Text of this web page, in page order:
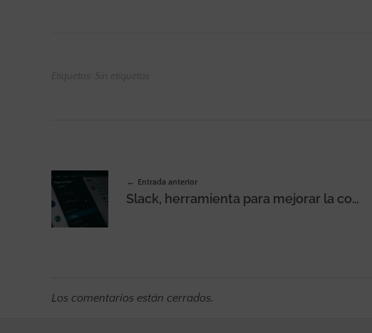
Etiquetas: Sin etiquetas
Entrada anterior
Slack, herramienta para mejorar la comunicación interna
Los comentarios están cerrados.